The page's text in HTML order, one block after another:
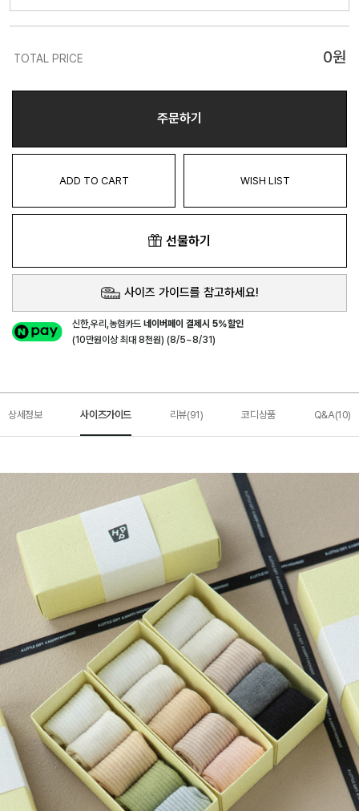
TOTAL PRICE 0원
주문하기
ADD TO CART WISH LIST
선물하기
사이즈 가이드를 참고하세요!
신한,우리,농협카드네이버페이 결제시 5%할인
(10만원이상 최대 8천원) (8/5~8/31)
상세정보 사이즈가이드 리뷰(91) 코디상품 Q&A(10)